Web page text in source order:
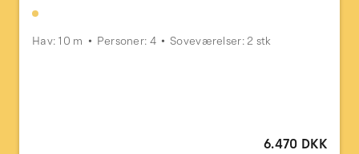
Hav: 10 m Personer: 4 Soveværelser: 2 stk
6.470 DKK